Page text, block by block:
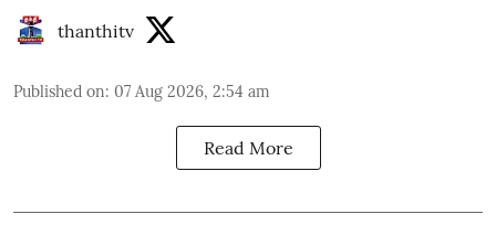
thanthitv
Published on: 07 Aug 2026, 2:54 am
Read More